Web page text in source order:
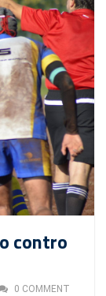
contro
0 COMMENT